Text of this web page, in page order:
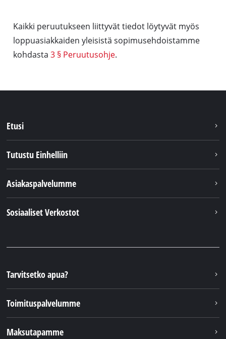
Kaikki peruutukseen liittyvät tiedot löytyvät myös
loppuasiakkaiden yleisistä sopimusehdoistamme
kohdasta3 § Peruutusohje.
Etusi
Tutustu Einhelliin
Asiakaspalvelumme
Sosiaaliset Verkostot
Tarvitsetko apua?
Toimituspalvelumme
Maksutapamme